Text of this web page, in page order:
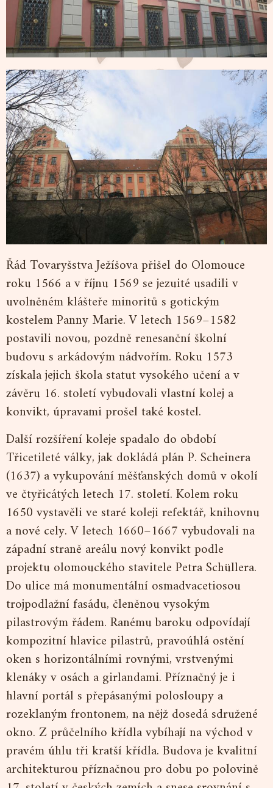
Řád Tovaryšstva Ježíšova přišel do Olomouce
roku 1566 a v říjnu 1569 se jezuité usadili v
uvolněném klášteře minoritů s gotickým
kostelem Panny Marie. V letech 1569–1582
postavili novou, pozdně renesanční školní
budovu s arkádovým nádvořím. Roku 1573
získala jejich škola statut vysokého učení a v
závěru 16. století vybudovali vlastní kolej a
konvikt, úpravami prošel také kostel.
Další rozšíření koleje spadalo do období
Třicetileté války, jak dokládá plán P. Scheinera
(1637) a vykupování měšťanských domů v okolí
ve čtyřicátých letech 17. století. Kolem roku
1650 vystavěli ve staré koleji refektář, knihovnu
a nové cely. V letech 1660–1667 vybudovali na
západní straně areálu nový konvikt podle
projektu olomouckého stavitele Petra Schüllera.
Do ulice má monumentální osmadvacetiosou
trojpodlažní fasádu, členěnou vysokým
pilastrovým řádem. Ranému baroku odpovídají
kompozitní hlavice pilastrů, pravoúhlá ostění
oken s horizontálními rovnými, vrstvenými
klenáky v osách a girlandami. Příznačný je i
hlavní portál s přepásanými polosloupy a
rozeklaným frontonem, na nějž dosedá sdružené
okno. Z průčelního křídla vybíhají na východ v
pravém úhlu tři kratší křídla. Budova je kvalitní
architekturou příznačnou pro dobu po polovině